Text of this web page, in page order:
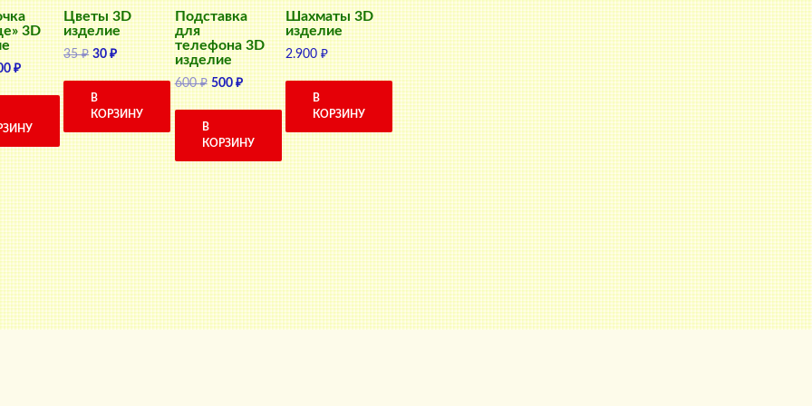
3D
₽.
₽Текущая
цена:
Цветы 3D
изделие
35₽ Первоначальная
цена
составляла
35 ₽.
30₽Текущая
цена:
В
КОРЗИНУ
Подставка
для
телефона 3D
изделие
600₽ Первоначальная
цена
600 ₽.
500₽Текущая
цена:
В
КОРЗИНУ
Шахматы 3D
изделие
2.900₽
В
КОРЗИНУ